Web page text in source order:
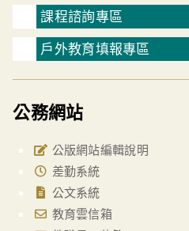
課程諮詢專區
戶外教育填報專區
公務網站
公版網站編輯說明
差勤系統
公文系統
教育雲信箱